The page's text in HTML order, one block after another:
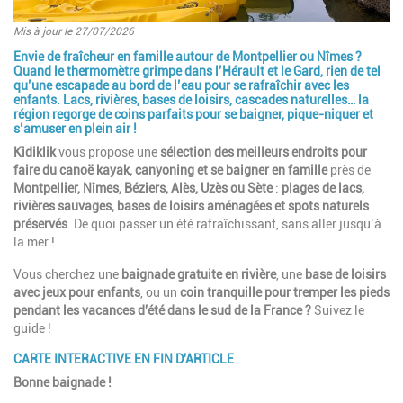
Mis à jour le 27/07/2026
Introduction
Envie de fraîcheur en famille autour de Montpellier ou Nîmes ?
Quand le thermomètre grimpe dans l’Hérault et le Gard, rien de tel
qu’une escapade au bord de l’eau pour se rafraîchir avec les
enfants. Lacs, rivières, bases de loisirs, cascades naturelles… la
région regorge de coins parfaits pour se baigner, pique-niquer et
s’amuser en plein air !
Kidiklikvous propose unesélection des meilleurs endroits pour
faire du canoë kayak, canyoning et se baigner en familleprès de
Montpellier, Nîmes, Béziers, Alès, Uzès ou Sète: plages de lacs,
rivières sauvages, bases de loisirs aménagées et spots naturels
préservés . De quoi passer un été rafraîchissant, sans aller jusqu’à
la mer !
Vous cherchez une baignade gratuite en rivière, une base de loisirs
avec jeux pour enfants , ou un coin tranquille pour tremper les pieds
pendant les vacances d'été dans le sud de la France ? Suivez le
guide !
CARTE INTERACTIVE EN FIN D'ARTICLE
Bonne baignade !